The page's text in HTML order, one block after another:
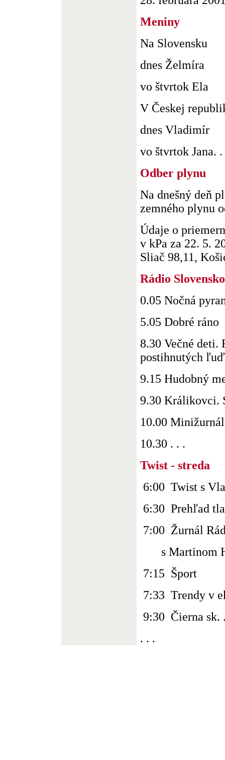
Meniny
Na Slovensku
dnes Želmíra
vo štvrtok Ela
V Českej
dnes Vladimír
vo štvrtok Jana. .
Odber plynu
Na dnešný deň
zemného plynu
Údaje o
v kPa za 22. 5.
Sliač 98,11,
Rádio Slovensko
0.05 Nočná
5.05 Dobré ráno
8.30 Večné deti.
postihnutých
9.15 Hudobný
9.30 Králikovci.
10.00 Minižurnál
10.30 . . .
Twist - streda
6:00 Twist s
6:30 Prehľad
7:00 Žurnál
s Martinom
7:15 Šport
7:33 Trendy v
9:30 Čierna sk.
. . .